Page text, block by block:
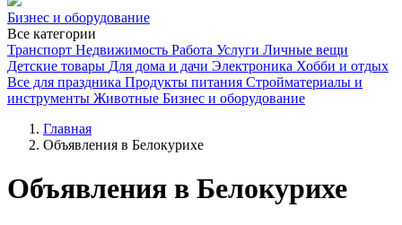
Бизнес и оборудование
Все категории
Транспорт Недвижимость Работа Услуги Личные вещи
Детские товары Для дома и дачи Электроника Хобби и отдых
Все для праздника Продукты питания Стройматериалы и
инструменты Животные Бизнес и оборудование
Главная
Объявления в Белокурихе
Объявления в Белокурихе